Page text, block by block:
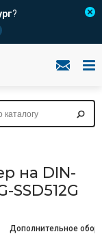
?
на DIN-
SSD512G
Дополнительное